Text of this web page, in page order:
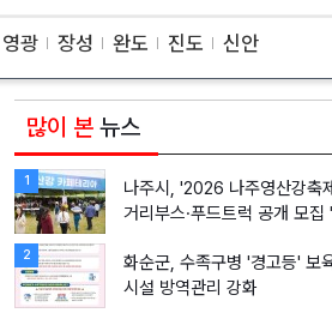
영광 장성 완도 진도 신안
많이 본 뉴스
1
나주시, '2026 나주영산강축
거리부스·푸드트럭 공개 모집
2
화순군, 수족구병 '경고등' 보
시설 방역관리 강화